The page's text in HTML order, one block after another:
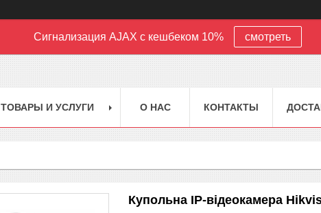
Сигнализация AJAX с кешбеком 10% смотреть
ТОВАРЫ И УСЛУГИ О НАС КОНТАКТЫ
Купольна IP-відеокамера